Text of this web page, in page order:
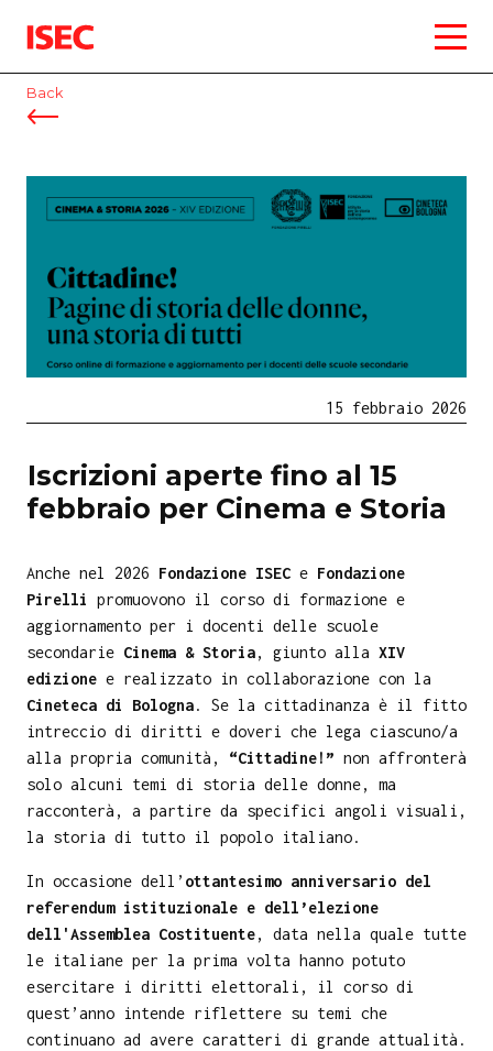
ISEC
Back
15 febbraio 2026
Iscrizioni aperte fino al 15
febbraio per Cinema e Storia
Anche nel 2026 Fondazione ISEC e Fondazione
Pirelli promuovono il corso di formazione e
aggiornamento per i docenti delle scuole
secondarie Cinema & Storia, giunto alla XIV
edizione e realizzato in collaborazione con la
Cineteca di Bologna. Se la cittadinanza è il fitto
intreccio di diritti e doveri che lega ciascuno/a
alla propria comunità, “Cittadine!” non affronterà
solo alcuni temi di storia delle donne, ma
racconterà, a partire da specifici angoli visuali,
la storia di tutto il popolo italiano.
In occasione dell’ ottantesimo anniversario del
referendum istituzionale e dell’elezione
dell'Assemblea Costituente, data nella quale tutte
le italiane per la prima volta hanno potuto
esercitare i diritti elettorali, il corso di
quest’anno intende riflettere su temi che
continuano ad avere caratteri di grande attualità.